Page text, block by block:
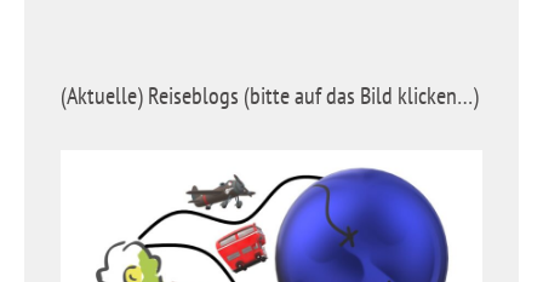
(Aktuelle) Reiseblogs (bitte auf das Bild klicken…)